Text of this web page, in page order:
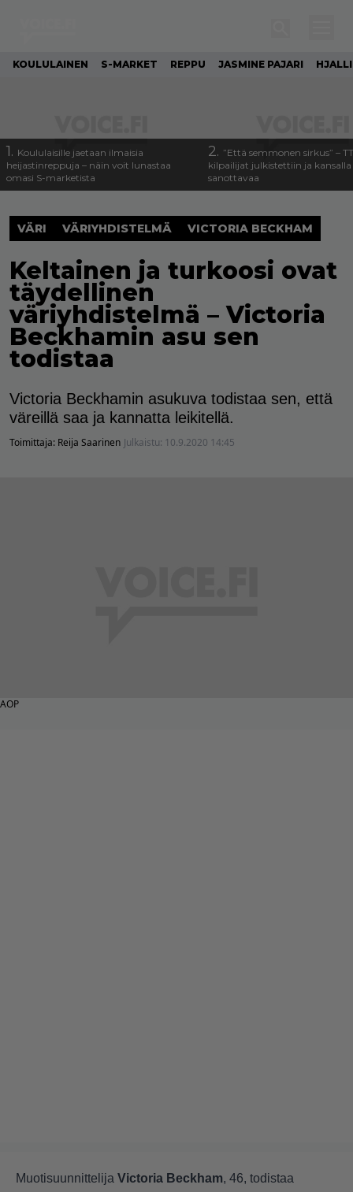
KOULULAINEN S-MARKET REPPU JASMINE PAJARI
1. Koululaisille jaetaan ilmaisia
heijastinreppuja – näin voit lunastaa
omasi S-marketista
2. ”Että semmonen sirkus” –
kilpailijat julkistettiin ja
sanottavaa
VÄRI VÄRIYHDISTELMÄ VICTORIA BECKHAM
Keltainen ja turkoosi ovat
täydellinen
väriyhdistelmä – Victoria
Beckhamin asu sen
todistaa
Victoria Beckhamin asukuva todistaa sen, että
väreillä saa ja kannatta leikitellä.
Toimittaja: Reija Saarinen Julkaistu: 10.9.2020 14:45
AOP
Muotisuunnittelija Victoria Beckham, 46, todistaa